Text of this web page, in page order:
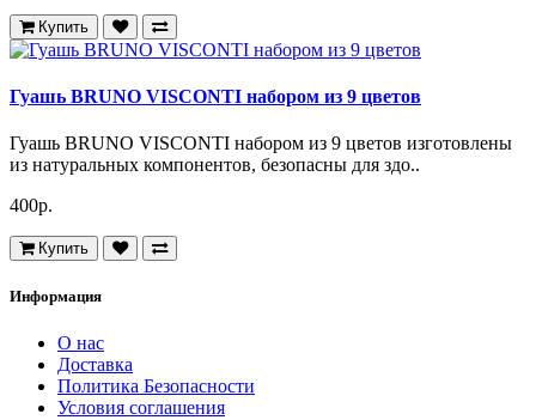
Купить
Гуашь BRUNO VISCONTI набором из 9 цветов
Гуашь BRUNO VISCONTI набором из 9 цветов изготовлены
из натуральных компонентов, безопасны для здо..
400р.
Купить
Информация
О нас
Доставка
Политика Безопасности
Условия соглашения